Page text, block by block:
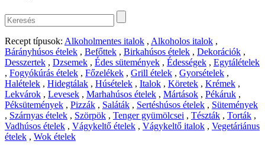
Recept típusok: Alkoholmentes italok , Alkoholos italok ,
Bárányhúsos ételek , Befőttek , Birkahúsos ételek , Dekorációk ,
Desszertek , Dzsemek , Édes sütemények , Édességek , Egytálételek
, Fogyókúrás ételek , Főzelékek , Grill ételek , Gyorsételek ,
Halételek , Hidegtálak , Húsételek , Italok , Köretek , Krémek ,
Lekvárok , Levesek , Marhahúsos ételek , Mártások , Pékáruk ,
Péksütemények , Pizzák , Saláták , Sertéshúsos ételek , Sütemények
, Szárnyas ételek , Szörpök , Tenger gyümölcsei , Tészták , Torták ,
Vadhúsos ételek , Vágykeltő ételek , Vágykeltő italok , Vegetáriánus
ételek , Wok ételek